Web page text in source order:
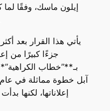
إيلون ماسك، وفقًا
يأتي هذا القرار بعد
جزءًا كبيرًا من
بـ**”خطاب
إعلاناتها، لكنها